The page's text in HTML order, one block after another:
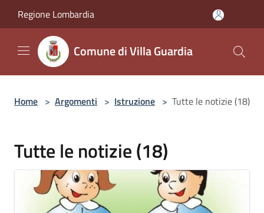
Regione Lombardia
Comune di Villa Guardia
Home > Argomenti > Istruzione > Tutte le notizie (18)
Tutte le notizie (18)